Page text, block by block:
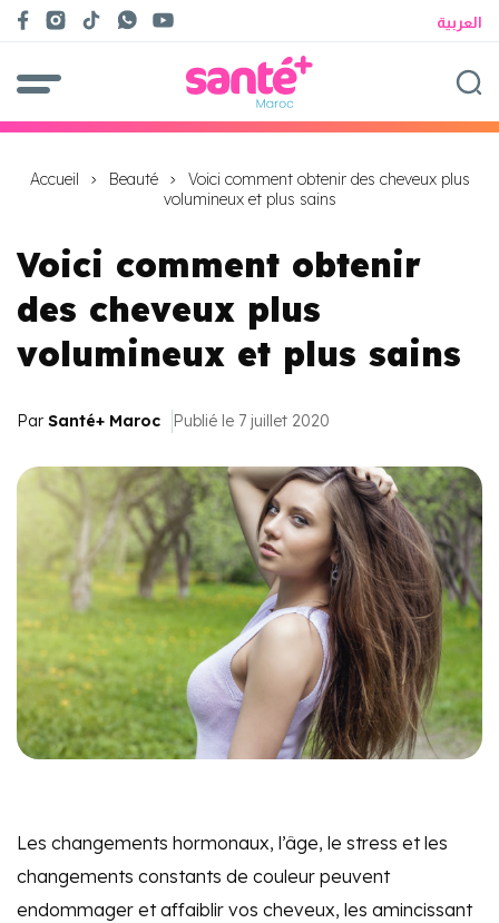
العربية
Accueil Beauté
Voici comment obtenir des cheveux plus
volumineux et plus sains
Voici comment obtenir
des cheveux plus
volumineux et plus sains
Par Santé+ Maroc Publié le 7 juillet 2020
Les changements hormonaux, l’âge, le stress et les
changements constants de couleur peuvent
endommager et affaiblir vos cheveux, les amincissant